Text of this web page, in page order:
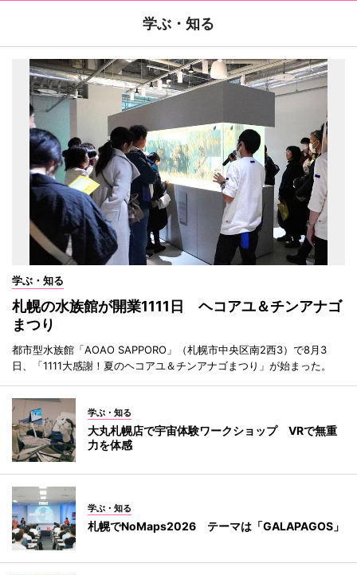
学ぶ・知る
学ぶ・知る
札幌の水族館が開業1111日 ヘコアユ＆チンアナゴ
まつり
都市型水族館「AOAO SAPPORO」（札幌市中央区南2西3）で8月3
日、「1111大感謝！夏のヘコアユ＆チンアナゴまつり」が始まった。
学ぶ・知る
大丸札幌店で宇宙体験ワークショップ VRで無重
力を体感
学ぶ・知る
札幌でNoMaps2026 テーマは「GALAPAGOS」